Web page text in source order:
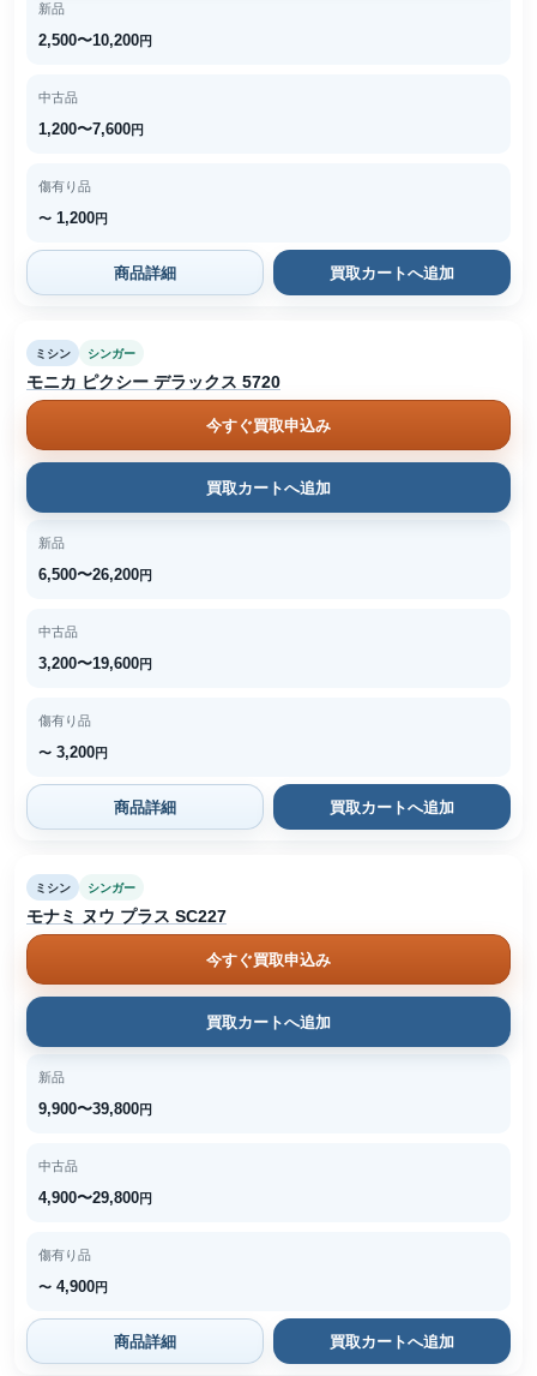
新品
2,500〜10,200円
中古品
1,200〜7,600円
傷有り品
〜 1,200円
商品詳細 買取カートへ追加
ミシン シンガー
モニカ ピクシー デラックス 5720
今すぐ買取申込み
買取カートへ追加
新品
6,500〜26,200円
中古品
3,200〜19,600円
傷有り品
〜 3,200円
商品詳細 買取カートへ追加
ミシン シンガー
モナミ ヌウ プラス SC227
今すぐ買取申込み
買取カートへ追加
新品
9,900〜39,800円
中古品
4,900〜29,800円
傷有り品
〜 4,900円
商品詳細 買取カートへ追加